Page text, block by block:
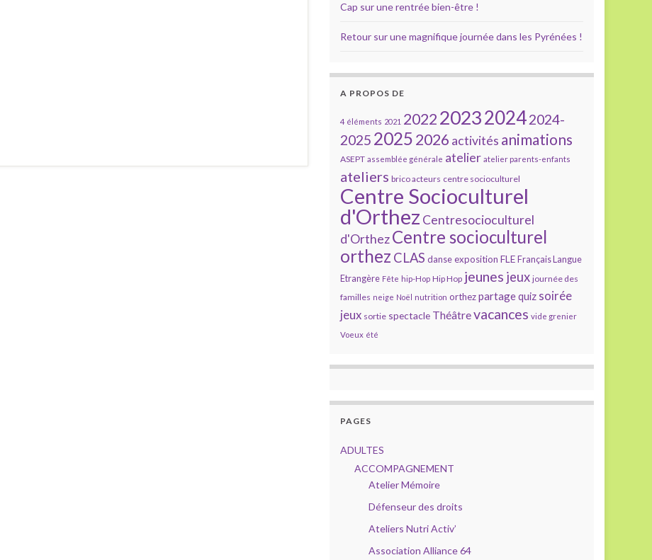
Cap sur une rentrée bien-être !
Retour sur une magnifique journée dans les Pyrénées !
A PROPOS DE
4 éléments 2021 2022202320242024-
2025 20252026 activités animations
ASEPT assemblée générale atelier atelier parents-enfants
ateliers brico acteurs centre socioculturel
Centre Socioculturel
d'Orthez Centresocioculturel
d'Orthez Centre socioculturel
orthez CLAS danse exposition FLE Français Langue
Etrangère Fête hip-Hop Hip Hop jeunes jeux journée des
familles neige Noël nutrition orthez partagequiz soirée
jeux sortie spectacle Théâtrevacances vide grenier
Voeux été
PAGES
ADULTES
ACCOMPAGNEMENT
Atelier Mémoire
Défenseur des droits
Ateliers Nutri Activ’
Association Alliance 64